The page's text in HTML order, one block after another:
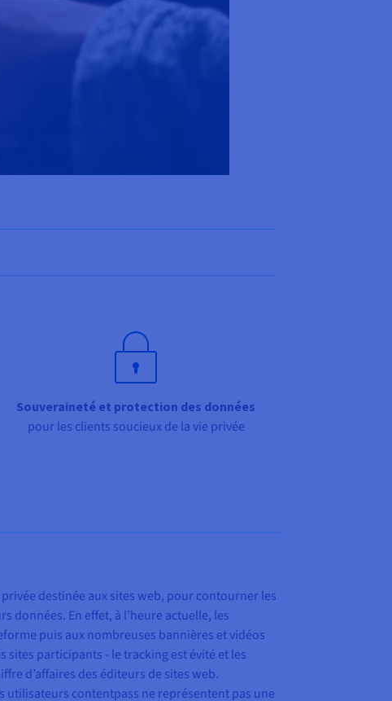
Souveraineté et protection des données
pour les clients soucieux de la vie privée
destinée aux sites web, pour contourner les
données. En effet, à l’heure actuelle, les
puis aux nombreuses bannières et vidéos
sites participants - le tracking est évité et les
d’affaires des éditeurs de sites web.
utilisateurs contentpass ne représentent pas une